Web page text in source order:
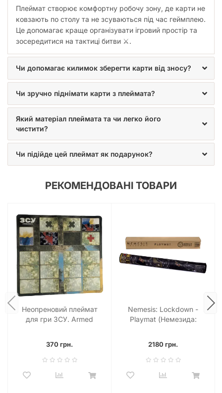
Плеймат створює комфортну робочу зону, де карти не
ковзають по столу та не зсуваються під час геймплею.
Це допомагає краще організувати ігровий простір та
зосередитися на тактиці битви ⚔️.
Чи допомагає килимок зберегти карти від зносу?
Чи зручно піднімати карти з плеймата?
Який матеріал плеймата та чи легко його
чистити?
Чи підійде цей плеймат як подарунок?
РЕКОМЕНДОВАНІ ТОВАРИ
Неопреновий плеймат
для гри ЗСУ. Armed
370 грн.
Nemesis: Lockdown -
Playmat (Немезида:
2180 грн.